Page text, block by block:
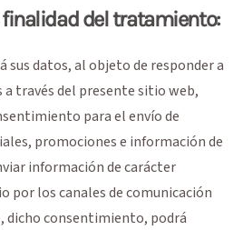
del tratamiento:
sus datos, al objeto de responder a
través del presente sitio web,
para el envío de
promociones e información de
información de carácter
por los canales de comunicación
dicho consentimiento, podrá